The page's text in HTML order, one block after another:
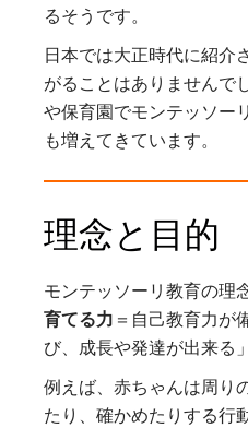
るそうです。
日本では大正時代に紹介
がることはありませんで
や保育園でモンテッソー
も増えてきています。
理念と目的
モンテッソーリ教育の理
育てる力 ＝自己教育力が
び、成長や発達が出来る
例えば、赤ちゃんは周り
たり、確かめたりする行